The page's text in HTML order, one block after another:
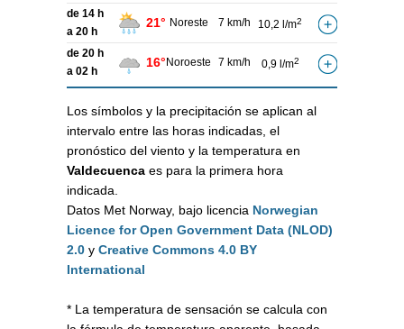
de 14 h
a 20 h
21° Noreste 7 km/h 10,2 l/m2
de 20 h
a 02 h
16° Noroeste 7 km/h 0,9 l/m2
Los símbolos y la precipitación se aplican al
intervalo entre las horas indicadas, el
pronóstico del viento y la temperatura en
Valdecuenca es para la primera hora
indicada.
Datos Met Norway, bajo licencia Norwegian
Licence for Open Government Data (NLOD)
2.0 y Creative Commons 4.0 BY
International
* La temperatura de sensación se calcula con